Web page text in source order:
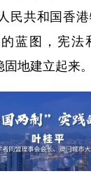
民共和国香
蓝图，宪法
地建立起来。